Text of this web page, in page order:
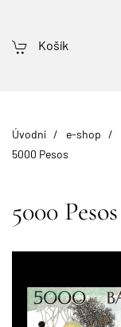
Košík
Úvodní e-shop
5000 Pesos
5000 Pesos